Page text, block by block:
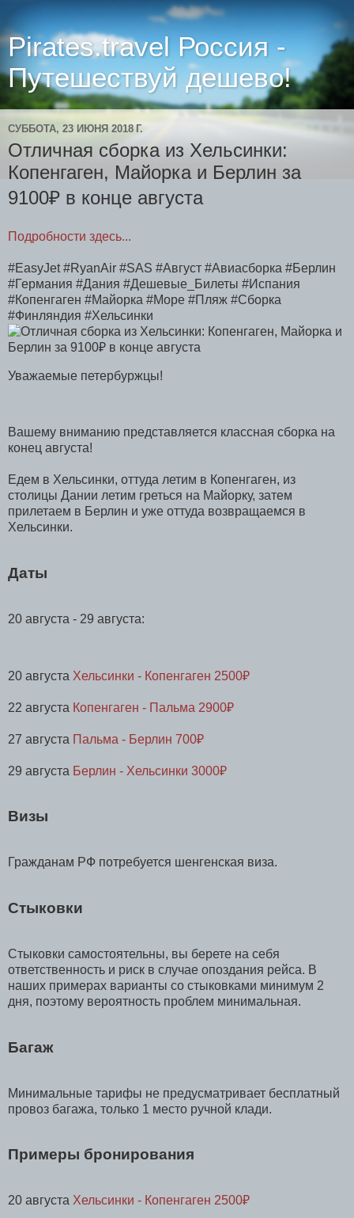
Pirates.travel Россия -
Путешествуй дешево!
СУББОТА, 23 ИЮНЯ 2018 Г.
Отличная сборка из Хельсинки:
Копенгаген, Майорка и Берлин за
9100₽ в конце августа
Подробности здесь...
#EasyJet #RyanAir #SAS #Август #Авиасборка #Берлин
#Германия #Дания #Дешевые_Билеты #Испания
#Копенгаген #Майорка #Море #Пляж #Сборка
#Финляндия #Хельсинки
Уважаемые петербуржцы!
Вашему вниманию представляется классная сборка на
конец августа!
Едем в Хельсинки, оттуда летим в Копенгаген, из
столицы Дании летим греться на Майорку, затем
прилетаем в Берлин и уже оттуда возвращаемся в
Хельсинки.
Даты
20 августа - 29 августа:
20 августа Хельсинки - Копенгаген 2500₽
22 августа Копенгаген - Пальма 2900₽
27 августа Пальма - Берлин 700₽
29 августа Берлин - Хельсинки 3000₽
Визы
Гражданам РФ потребуется шенгенская виза.
Стыковки
Стыковки самостоятельны, вы берете на себя
ответственность и риск в случае опоздания рейса. В
наших примерах варианты со стыковками минимум 2
дня, поэтому вероятность проблем минимальная.
Багаж
Минимальные тарифы не предусматривает бесплатный
провоз багажа, только 1 место ручной клади.
Примеры бронирования
20 августа Хельсинки - Копенгаген 2500₽